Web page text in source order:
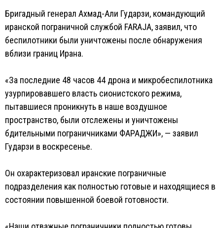
Бригадный генерал Ахмад-Али Гударзи, командующий
иранской пограничной службой FARAJA, заявил, что
беспилотники были уничтожены после обнаружения
вблизи границ Ирана.
«За последние 48 часов 44 дрона и микробеспилотника
узурпировавшего власть сионистского режима,
пытавшиеся проникнуть в наше воздушное
пространство, были отслежены и уничтожены
бдительными пограничниками ФАРАДЖИ», — заявил
Гударзи в воскресенье.
Он охарактеризовал иранские пограничные
подразделения как полностью готовые и находящиеся в
состоянии повышенной боевой готовности.